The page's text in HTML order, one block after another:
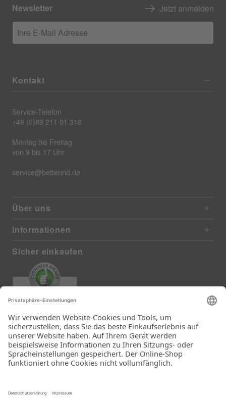
Newsletter Jetzt anmelden
Ihre E-Mail Adresse
Kontakt
Service-Telefon
+49 (0)89 211 01 316
Montag bis Freitag
von 9 bis 17 Uhr
service@bettenrid.de
Über uns
Informationen
Sicher einkaufen
385 reviews from real customers
(last 12 months)
Total: 11283
Die Auswahl und die
Einfachheit der
Bestellung.